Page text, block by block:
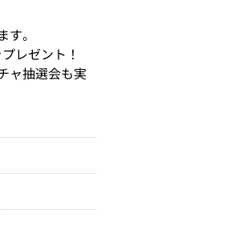
。
レゼント！
ャ抽選会も実